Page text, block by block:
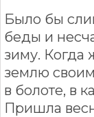
Было бы
беды и
зиму. Когда
землю
в болоте, в
Пришла